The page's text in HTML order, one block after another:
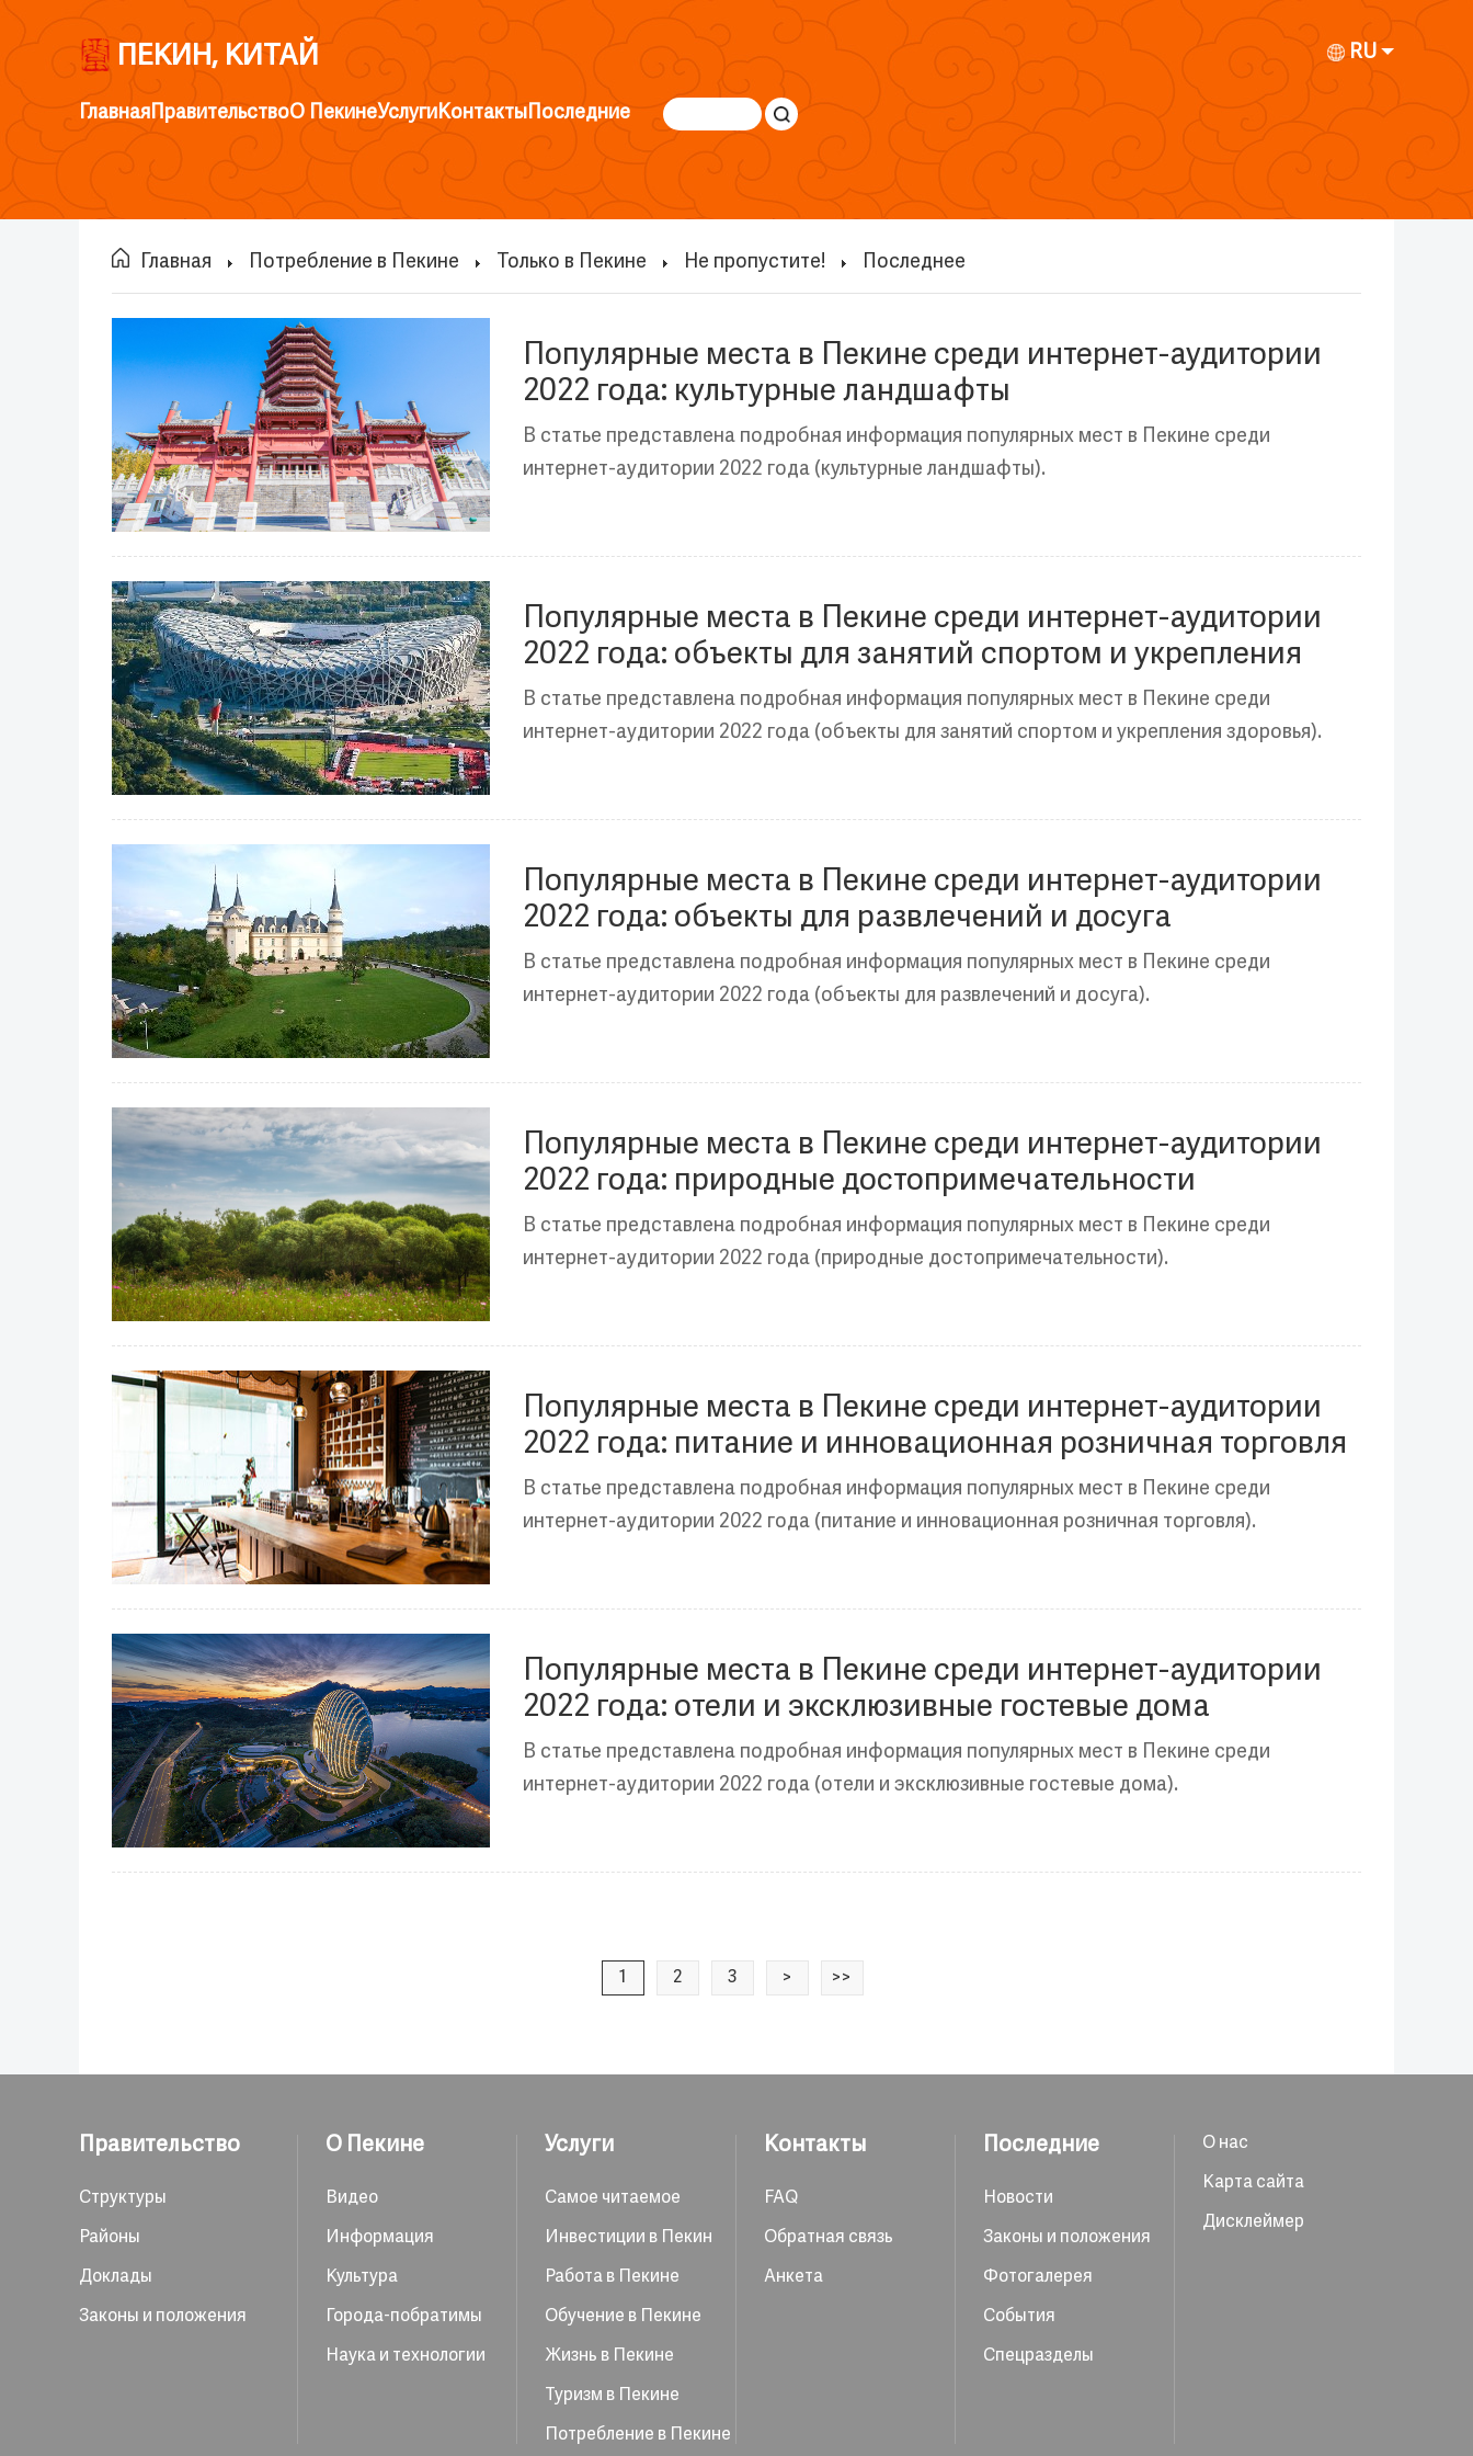
ПЕКИН, КИТАЙ RU
ГлавнаяПравительствоО ПекинеУслугиКонтактыПоследние
Главная Потребление в Пекине Только в Пекине Не пропустите! Последнее
Популярные места в Пекине среди интернет-аудитории
2022 года: культурные ландшафты
В статье представлена подробная информация популярных мест в Пекине среди
интернет-аудитории 2022 года (культурные ландшафты).
Популярные места в Пекине среди интернет-аудитории
2022 года: объекты для занятий спортом и укрепления
здоровья
В статье представлена подробная информация популярных мест в Пекине среди
интернет-аудитории 2022 года (объекты для занятий спортом и укрепления здоровья).
Популярные места в Пекине среди интернет-аудитории
2022 года: объекты для развлечений и досуга
В статье представлена подробная информация популярных мест в Пекине среди
интернет-аудитории 2022 года (объекты для развлечений и досуга).
Популярные места в Пекине среди интернет-аудитории
2022 года: природные достопримечательности
В статье представлена подробная информация популярных мест в Пекине среди
интернет-аудитории 2022 года (природные достопримечательности).
Популярные места в Пекине среди интернет-аудитории
2022 года: питание и инновационная розничная торговля
В статье представлена подробная информация популярных мест в Пекине среди
интернет-аудитории 2022 года (питание и инновационная розничная торговля).
Популярные места в Пекине среди интернет-аудитории
2022 года: отели и эксклюзивные гостевые дома
В статье представлена подробная информация популярных мест в Пекине среди
интернет-аудитории 2022 года (отели и эксклюзивные гостевые дома).
1 2 3 > >>
Правительство
Структуры
Районы
Доклады
Законы и положения
О Пекине
Видео
Информация
Культура
Города-побратимы
Наука и технологии
Услуги
Самое читаемое
Инвестиции в Пекин
Работа в Пекине
Обучение в Пекине
Жизнь в Пекине
Туризм в Пекине
Потребление в Пекине
Контакты
FAQ
Обратная связь
Анкета
Последние
Новости
Законы и положения
Фотогалерея
События
Спецразделы
О нас
Карта сайта
Дисклеймер